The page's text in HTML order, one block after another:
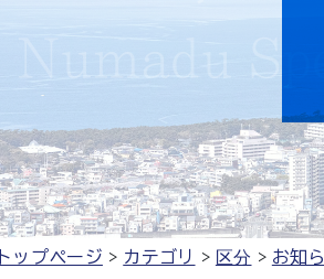
トップページ カテゴリ 区分 お知